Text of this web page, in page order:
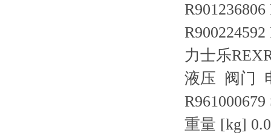
力士乐
液压 阀门
重量 [kg]